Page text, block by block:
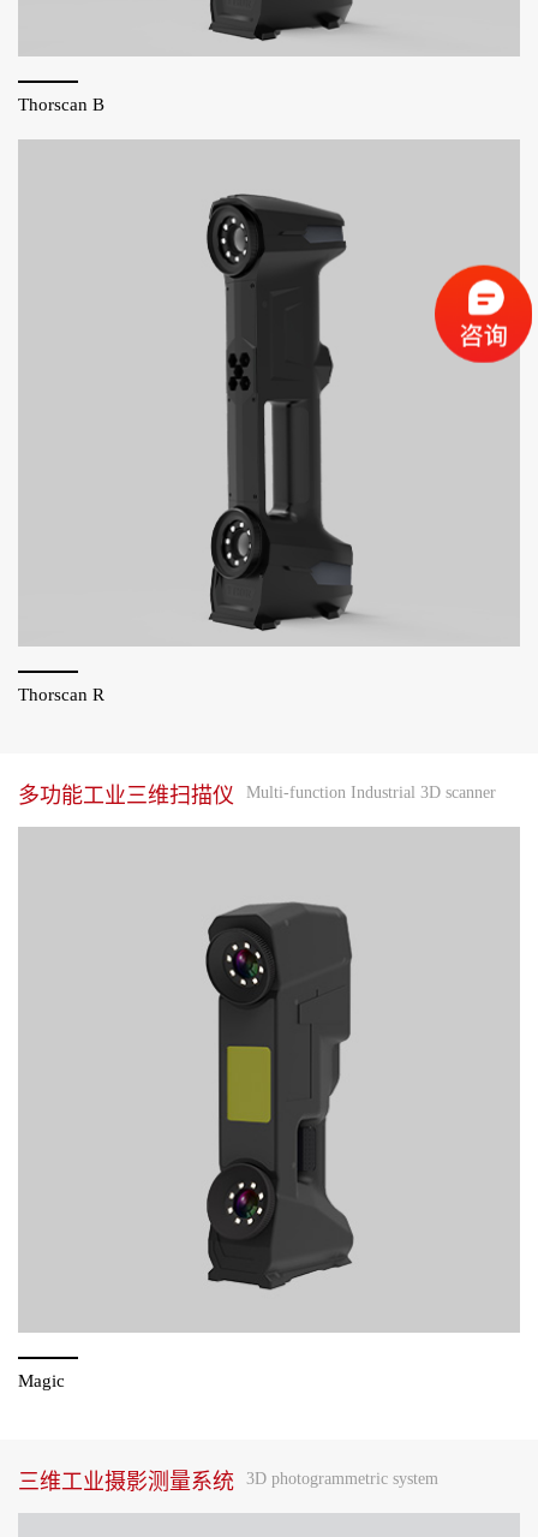
Thorscan B
Thorscan R
多功能工业三维扫描仪 Multi-function Industrial 3D scanner
Magic
三维工业摄影测量系统 3D photogrammetric system